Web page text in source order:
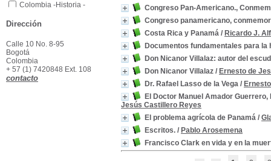
Congreso Pan-Americano.,
Congreso panamericano,
Costa Rica y Panamá / Ricardo J.
Documentos fundamentales para
Don Nicanor Villalaz: autor del
Don Nicanor Villalaz / Ernesto de
Dr. Rafael Lasso de la Vega /
El Doctor Manuel Amador
Jesús Castillero Reyes
El problema agrícola de Panamá /
Escritos. / Pablo Arosemena
Francisco Clark en vida y en la
Colombia -Historia -Separación de Panamá, 1903
Colombia -Historia -
1903[2]
Panamá -Historia -República, 1903
Panamá -Historia -
República, 1903
Agríultura -Problemática -Panamá
Agríultura -Problemática -
Panamá[1]
Banco Nacional - Panamá
Banco Nacional - Panamá
Dirección
Calle 10 No. 8-95
Bogotá
Colombia
+ 57 (1) 7420848 Ext. 108
contacto